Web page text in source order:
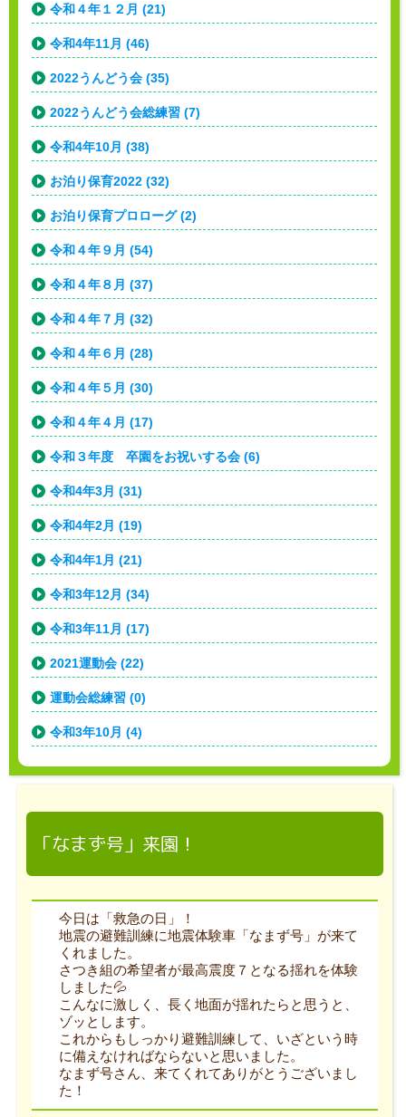
令和４年１２月 (21)
令和4年11月 (46)
2022うんどう会 (35)
2022うんどう会総練習 (7)
令和4年10月 (38)
お泊り保育2022 (32)
お泊り保育プロローグ (2)
令和４年９月 (54)
令和４年８月 (37)
令和４年７月 (32)
令和４年６月 (28)
令和４年５月 (30)
令和４年４月 (17)
令和３年度 卒園をお祝いする会 (6)
令和4年3月 (31)
令和4年2月 (19)
令和4年1月 (21)
令和3年12月 (34)
令和3年11月 (17)
2021運動会 (22)
運動会総練習 (0)
令和3年10月 (4)
「なまず号」来園！
今日は「救急の日」！
地震の避難訓練に地震体験車「なまず号」が来て
くれました。
さつき組の希望者が最高震度７となる揺れを体験
しました💦
こんなに激しく、長く地面が揺れたらと思うと、
ゾッとします。
これからもしっかり避難訓練して、いざという時
に備えなければならないと思いました。
なまず号さん、来てくれてありがとうございまし
た！